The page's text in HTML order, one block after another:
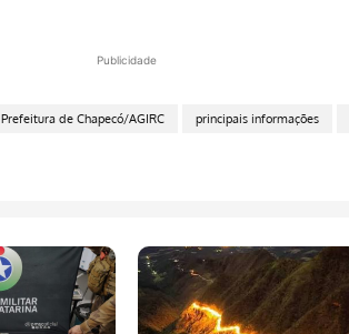
Publicidade
Prefeitura de Chapecó/AGIRC principais informações